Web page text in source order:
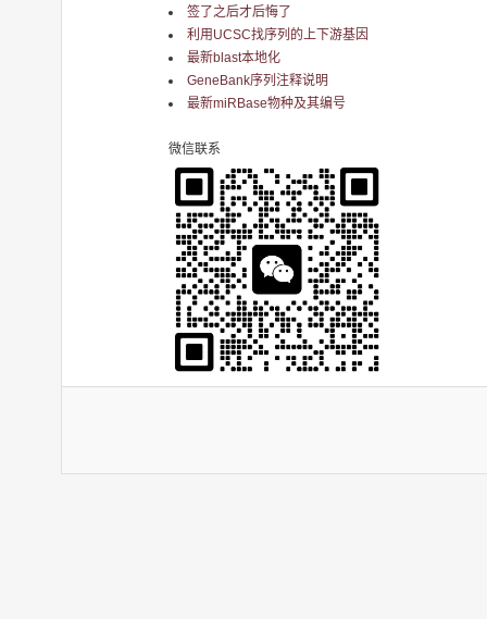
签了之后才后悔了
利用UCSC找序列的上下游基因
最新blast本地化
GeneBank序列注释说明
最新miRBase物种及其编号
微信联系